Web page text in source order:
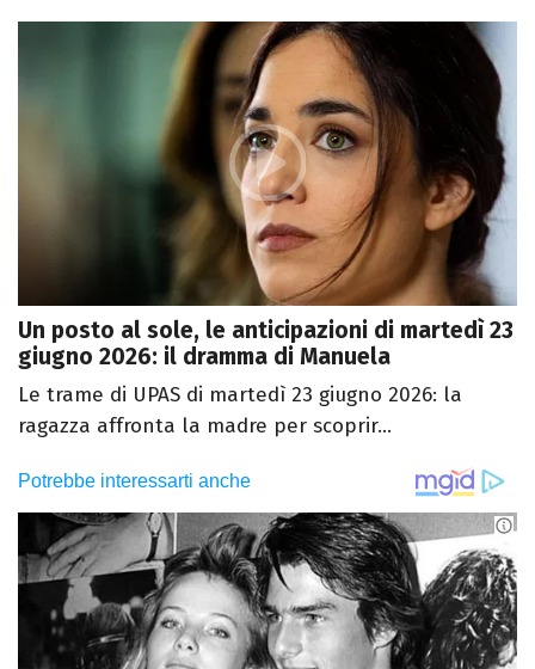
Un posto al sole, le anticipazioni di martedì 23
giugno 2026: il dramma di Manuela
Le trame di UPAS di martedì 23 giugno 2026: la
ragazza affronta la madre per scoprir...